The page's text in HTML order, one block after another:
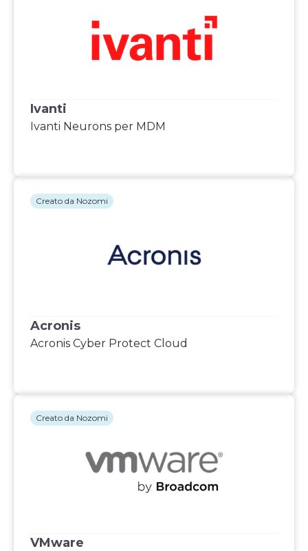
Ivanti
Ivanti Neurons per MDM
Acronis
Acronis Cyber Protect Cloud
Creato da Nozomi
VMware
Creato da Nozomi